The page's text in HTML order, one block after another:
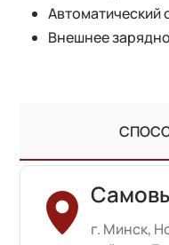
Автоматический
Внешнее
г. Минск,